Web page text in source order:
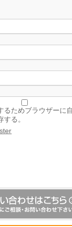
るためブラウザーに
る。